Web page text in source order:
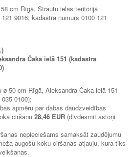
cm Rīgā, Strautu ielas teritorijā
9016; kadastra numurs 0100 121
Čaka ielā 151 (kadastra
50 cm Rīgā, Aleksandra Čaka ielā 151
0100);
apmēru par dabas daudzveidības
ciršanu 28,46 EUR (divdesmit astoņi
nepieciešams samaksāt zaudējumu
augošu koku ciršanas atļauju, kura tiks